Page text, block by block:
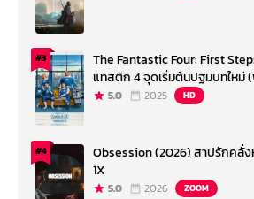
#3
The Fantastic Four: First
แทสติก 4 จุดเริ่มต้นปฐมบทใหม่
5.0 2025 HD
#4
Obsession (2026) สาปรักคลั่
1X
5.0 2026 ZOOM